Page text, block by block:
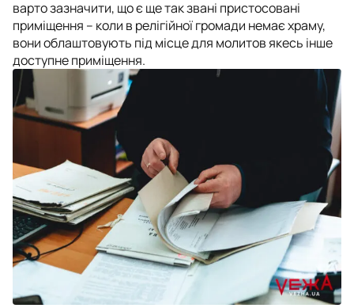
варто зазначити, що є ще так звані пристосовані
приміщення – коли в релігійної громади немає храму,
вони облаштовують під місце для молитов якесь інше
доступне приміщення.